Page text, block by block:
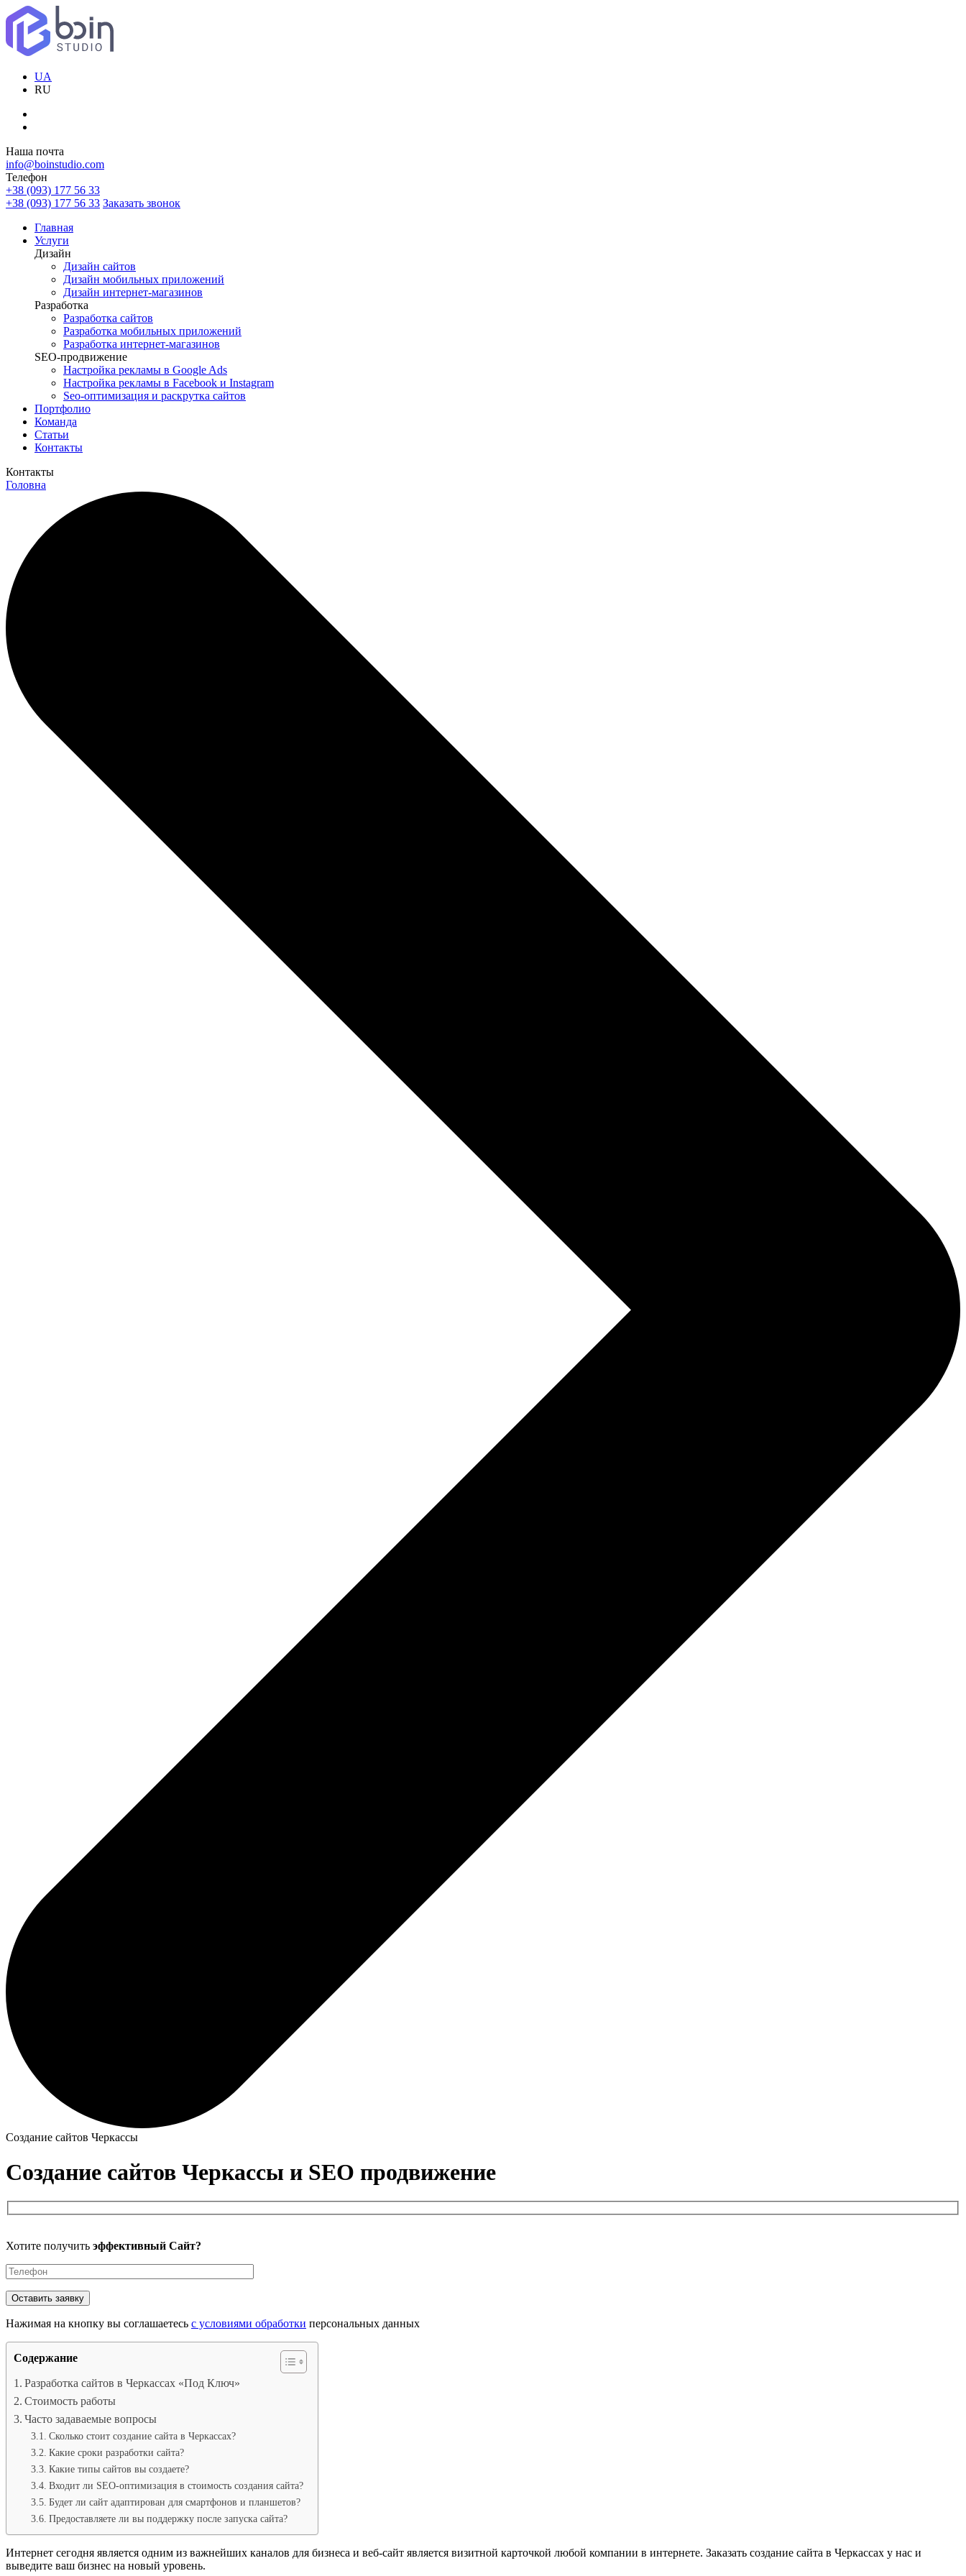
UA
RU
Наша почта
info@boinstudio.com
Телефон
+38 (093) 177 56 33
+38 (093) 177 56 33 Заказать звонок
Главная
Услуги
Дизайн
Дизайн сайтов
Дизайн мобильных приложений
Дизайн интернет-магазинов
Разработка
Разработка сайтов
Разработка мобильных приложений
Разработка интернет-магазинов
SEO-продвижение
Настройка рекламы в Google Ads
Настройка рекламы в Facebook и Instagram
Seo-оптимизация и раскрутка сайтов
Портфолио
Команда
Статьи
Контакты
Контакты
Головна
Создание сайтов Черкассы
Создание сайтов Черкассы и SEO продвижение
leave
field
Хотите получить эффективный Сайт?
Нажимая на кнопку вы соглашаетесь с условиями обработки персональных данных
Содержание
Разработка сайтов в Черкассах «Под Ключ»
Стоимость работы
Часто задаваемые вопросы
Сколько стоит создание сайта в Черкассах?
Какие сроки разработки сайта?
Какие типы сайтов вы создаете?
Входит ли SEO-оптимизация в стоимость создания сайта?
Будет ли сайт адаптирован для смартфонов и планшетов?
Предоставляете ли вы поддержку после запуска сайта?
Интернет сегодня является одним из важнейших каналов для бизнеса и веб-сайт является визитной карточкой любой компании в интернете. Заказать создание сайта в Черкассах у нас и
выведите ваш бизнес на новый уровень.